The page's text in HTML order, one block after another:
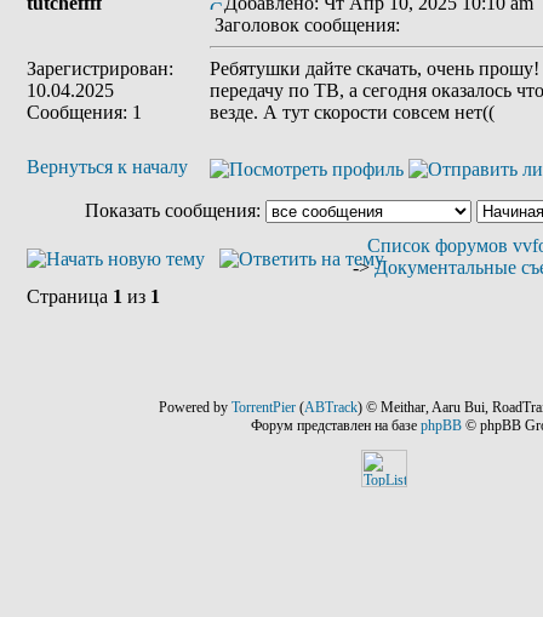
Зарегистрирован:
10.04.2025
Сообщения: 1
Заголовок сообщения:
Ребятушки дайте скачать, очень
передачу по ТВ, а сегодня оказалось
везде. А тут скорости совсем нет((
Вернуться к началу
Показать сообщения:
Список форумов
->Документальные
Страница 1 из 1
Powered by TorrentPier (ABTrack) © Meithar, Aaru Bui,
Форум представлен на базе phpBB© phpBB